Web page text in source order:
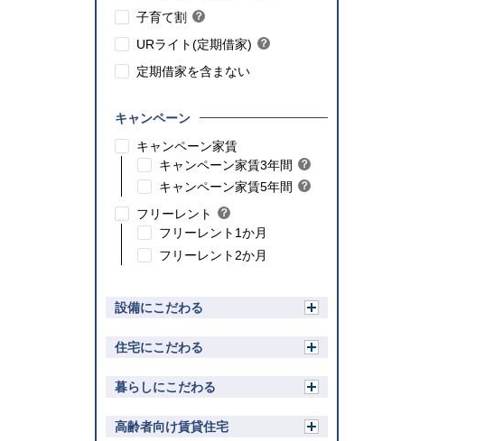
ト
子育て割 ？
ン
ト
URライト(定期借家) ？
こちら
定期借家を含まない
キャンペーン
キャンペーン家賃
キャンペーン家賃3年間 ？
ヒ
キャンペーン家賃5年間 ？
こちら
フリーレント ？
ヒ
ト
こちら
フリーレント1か月
フリーレント2か月
設備にこだわる
く住宅にこだわる
く暮らしにこだわる
く高齢者向け賃貸住宅